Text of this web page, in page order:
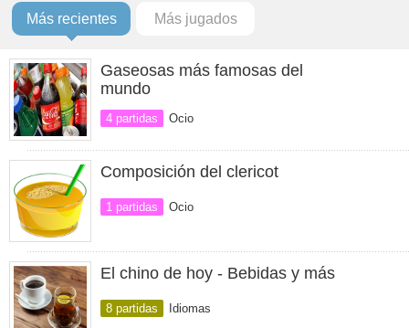
Más recientes Más jugados
Gaseosas más famosas del
mundo
4 partidas Ocio
Composición del clericot
1 partidas Ocio
El chino de hoy - Bebidas y más
8 partidas Idiomas